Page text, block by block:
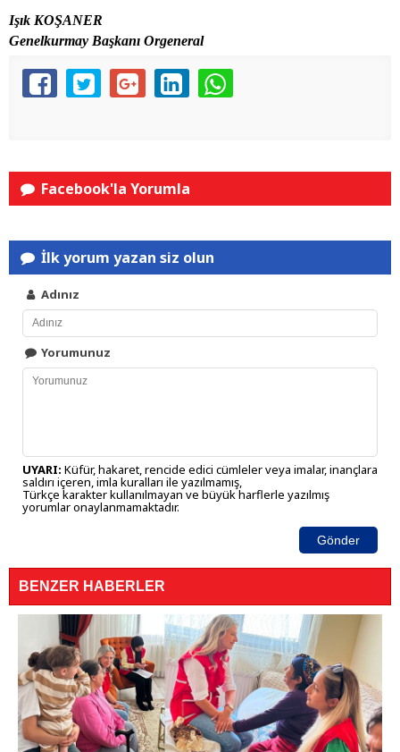
Işık KOŞANER
Genelkurmay Başkanı Orgeneral
Facebook'la Yorumla
İlk yorum yazan siz olun
Adınız
Yorumunuz
UYARI: Küfür, hakaret, rencide edici cümleler veya imalar, inançlara
saldırı içeren, imla kuralları ile yazılmamış,
Türkçe karakter kullanılmayan ve büyük harflerle yazılmış
yorumlar onaylanmamaktadır.
Gönder
BENZER HABERLER